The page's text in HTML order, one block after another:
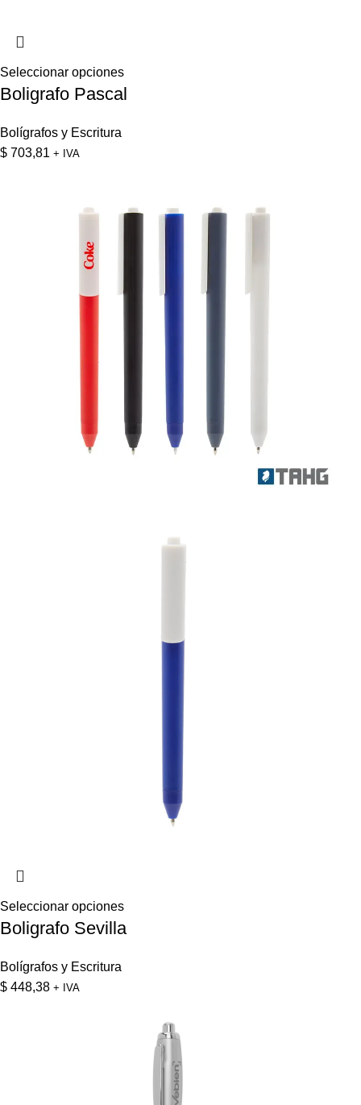
Seleccionar opciones
Boligrafo Pascal
Bolígrafos y Escritura
$ 703,81 + IVA
Seleccionar opciones
Boligrafo Sevilla
Bolígrafos y Escritura
$ 448,38 + IVA